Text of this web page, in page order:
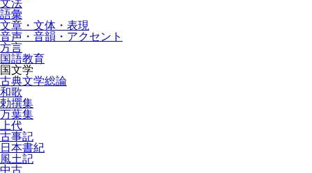
文法
語彙
文章・文体・表現
音声・音韻・アクセント
方言
国語教育
国文学
古典文学総論
和歌
勅撰集
万葉集
上代
古事記
日本書紀
風土記
中古